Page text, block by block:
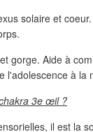
solaire et
gorge. Aide à
l'adolescence à la
3e œil ?
il est la